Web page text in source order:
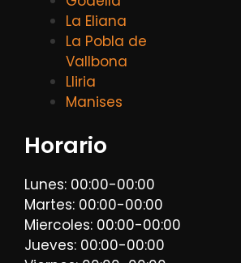
La Eliana
La Pobla de
Vallbona
Lliria
Manises
Horario
Lunes: 00:00-00:00
Martes: 00:00-00:00
Miercoles: 00:00-00:00
Jueves: 00:00-00:00